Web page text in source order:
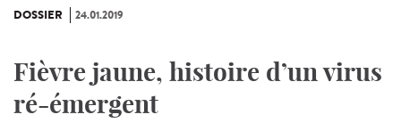
DOSSIER 24.01.2019
Fièvre jaune, histoire d’un virus
ré-émergent